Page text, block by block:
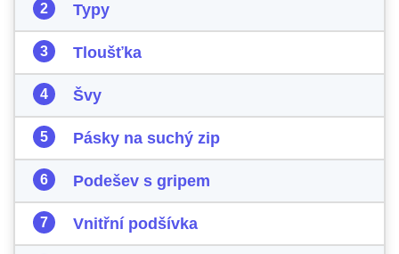
Typy
Tloušťka
Švy
Pásky na suchý zip
Podešev s gripem
Vnitřní podšívka